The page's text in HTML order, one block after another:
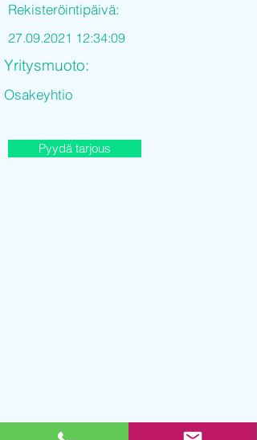
Rekisteröintipäivä:
27.09.2021 12:34:09
Yritysmuoto:
Osakeyhtio
Pyydä tarjous